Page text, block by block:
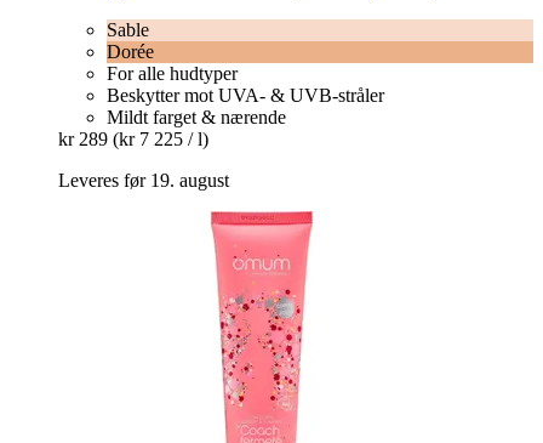
Sable
Dorée
For alle hudtyper
Beskytter mot UVA- & UVB-stråler
Mildt farget & nærende
kr 289 (kr 7 225 / l)
Leveres før 19. august